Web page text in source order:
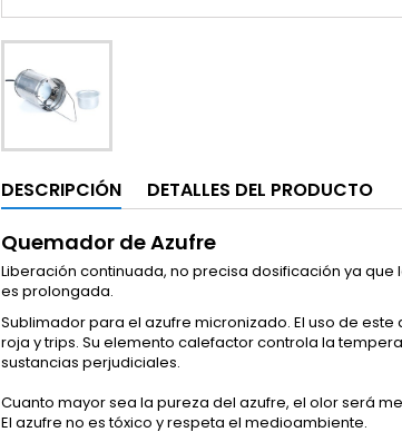
DESCRIPCIÓN DETALLES DEL PRODUCTO
Quemador de Azufre
Liberación continuada, no precisa dosificación ya
es prolongada.
Sublimador para el azufre micronizado. El uso de
roja y trips. Su elemento calefactor controla la
sustancias perjudiciales.
Cuanto mayor sea la pureza del azufre, el olor será
El azufre no es tóxico y respeta el medioambiente.